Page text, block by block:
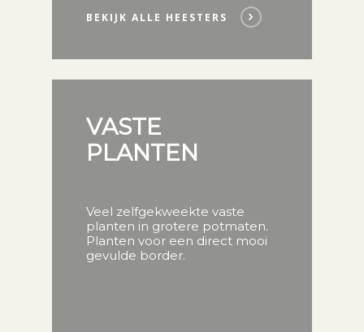
BEKIJK ALLE HEESTERS
VASTE
PLANTEN
Veel zelfgekweekte vaste
planten in grotere potmaten.
Planten voor een direct mooi
gevulde border.